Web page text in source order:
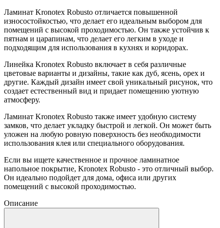
Ламинат Kronotex Robusto отличается повышенной
износостойкостью, что делает его идеальным выбором для
помещений с высокой проходимостью. Он также устойчив к
пятнам и царапинам, что делает его легким в уходе и
подходящим для использования в кухнях и коридорах.
Линейка Kronotex Robusto включает в себя различные
цветовые варианты и дизайны, такие как дуб, ясень, орех и
другие. Каждый дизайн имеет свой уникальный рисунок, что
создает естественный вид и придает помещению уютную
атмосферу.
Ламинат Kronotex Robusto также имеет удобную систему
замков, что делает укладку быстрой и легкой. Он может быть
уложен на любую ровную поверхность без необходимости
использования клея или специального оборудования.
Если вы ищете качественное и прочное ламинатное
напольное покрытие, Kronotex Robusto - это отличный выбор.
Он идеально подойдет для дома, офиса или других
помещений с высокой проходимостью.
Описание